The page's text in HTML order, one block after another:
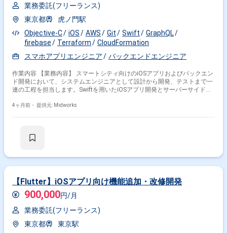
業務委託(フリーランス)
東京都
虎ノ門駅
Objective-C
iOS AWS Git Swift
GraphQL
firebase
Terraform
CloudFormation
スマホアプリエンジニア
バックエンドエンジニア
作業内容 【業務内容】 スマートシティ向けのiOSアプリおよびバックエン
ド開発において、システムエンジニアとして設計から開発、テストまで一
連の工程を担当します。Swiftを用いたiOSアプリ開発とサーバーサイドの
善対応を実施し、サービス品質の向上に貢献します。 【作業内容】 ・iOS
コードレビューおよび品質改善対応
4ヶ月前・ 提供元: Midworks
【Flutter】iOSアプリ向け機能追加・改修開発
900,000円/月
業務委託(フリーランス)
東京都
東京駅